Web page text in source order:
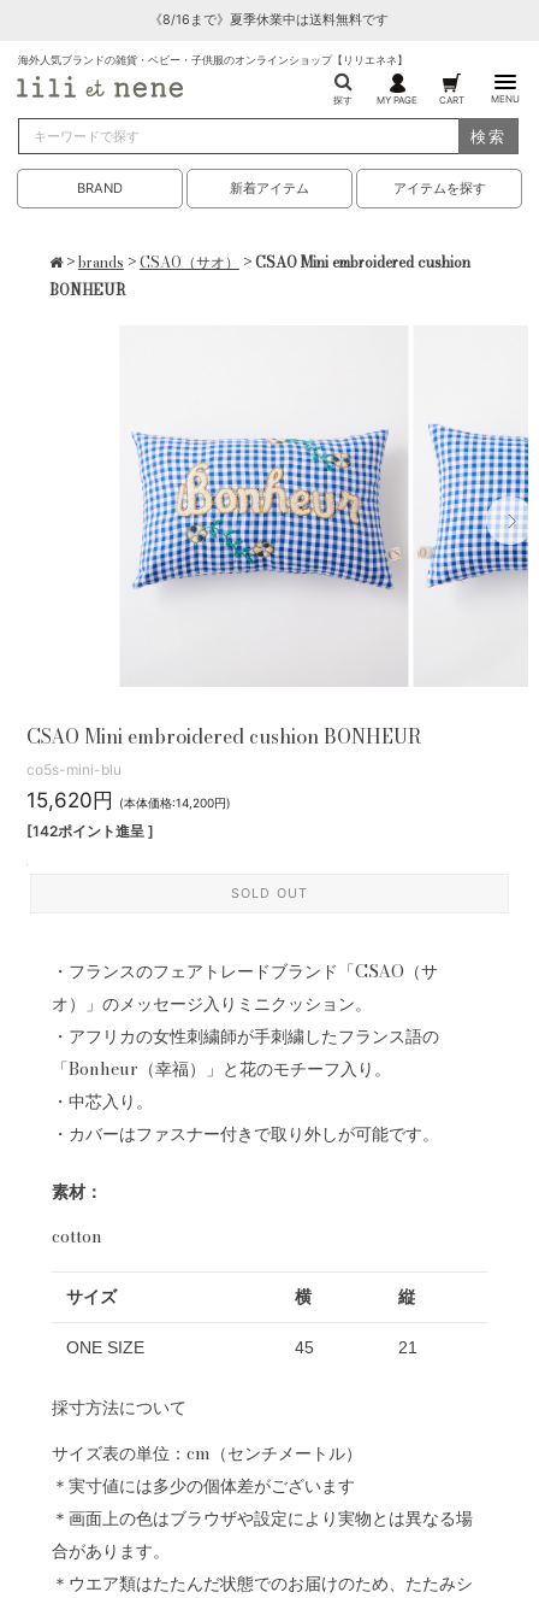
《8/16まで》夏季休業中は送料無料です
海外人気ブランドの雑貨・ベビー・子供服のオンラインショップ【リリエネネ】
探す MY PAGE CART MENU
検索
BRAND 新着アイテム アイテムを探す
>brands >CSAO（サオ） > CSAO Mini embroidered cushion
BONHEUR
CSAO Mini embroidered cushion BONHEUR
co5s-mini-blu
15,620円 (本体価格:14,200円)
[142ポイント進呈 ]
SOLD OUT
・フランスのフェアトレードブランド「CSAO（サ
オ）」のメッセージ入りミニクッション。
・アフリカの女性刺繍師が手刺繍したフランス語の
「Bonheur（幸福）」と花のモチーフ入り。
・中芯入り。
・カバーはファスナー付きで取り外しが可能です。
素材：
cotton
サイズ 横 縦
ONE SIZE 45 21
採寸方法について
サイズ表の単位：cm（センチメートル）
＊実寸値には多少の個体差がございます
＊画面上の色はブラウザや設定により実物とは異なる場
合があります。
＊ウエア類はたたんだ状態でのお届けのため、たたみシ